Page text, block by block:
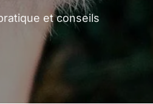
et conseils